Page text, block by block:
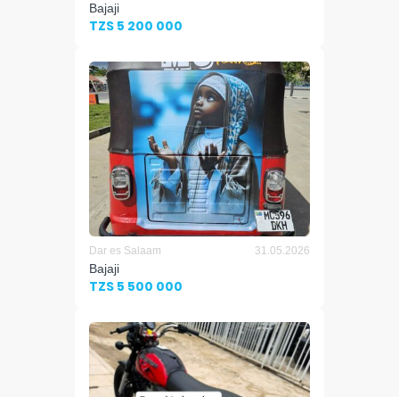
Bajaji
TZS 5 200 000
Dar es Salaam 31.05.2026
Bajaji
TZS 5 500 000